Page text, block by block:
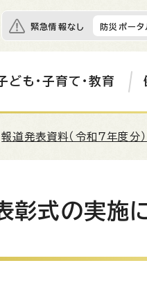
緊急情報なし 防災ポータ
ども・子育て・教育
報道発表資料（令和7年度分）
彰式の実施